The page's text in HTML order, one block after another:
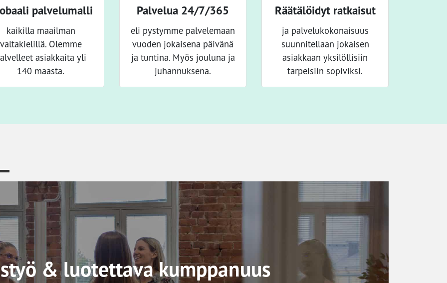
palvelumalli
kaikilla maailman
valtakielillä. Olemme
asiakkaita yli
140 maasta.
Palvelua 24/7/365
eli pystymme palvelemaan
vuoden jokaisena päivänä
ja tuntina. Myös jouluna ja
juhannuksena.
Räätälöidyt ratkaisut
ja palvelukokonaisuus
suunnitellaan jokaisen
asiakkaan yksilöllisiin
tarpeisiin sopiviksi.
& luotettava kumppanuus